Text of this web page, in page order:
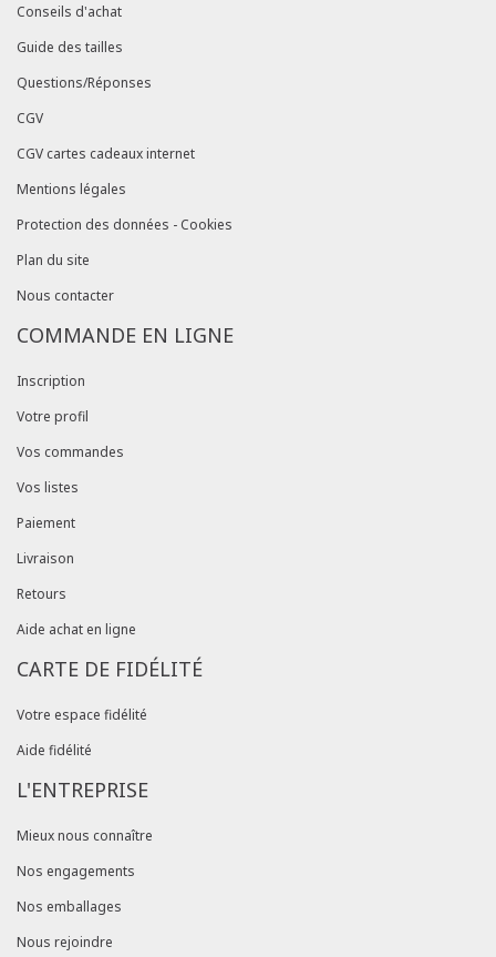
Conseils d'achat
Guide des tailles
Questions/Réponses
CGV
CGV cartes cadeaux internet
Mentions légales
Protection des données - Cookies
Plan du site
Nous contacter
COMMANDE EN LIGNE
Inscription
Votre profil
Vos commandes
Vos listes
Paiement
Livraison
Retours
Aide achat en ligne
CARTE DE FIDÉLITÉ
Votre espace fidélité
Aide fidélité
L'ENTREPRISE
Mieux nous connaître
Nos engagements
Nos emballages
Nous rejoindre